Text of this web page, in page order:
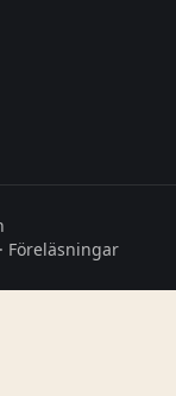
Föreläsningar